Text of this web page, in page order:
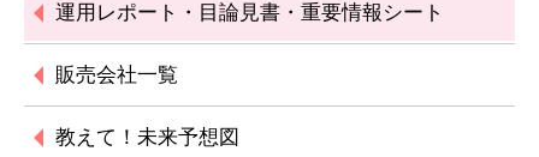
運用レポート・目論見書・重要情報シート
販売会社一覧
教えて！未来予想図